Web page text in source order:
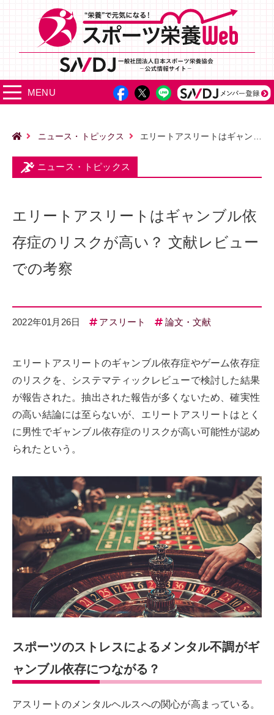
MENU
ニュース・トピックス エリートアスリートはギャンブル依存症のリスクが高い？ 文献レビューでの考察
ニュース・トピックス
エリートアスリートはギャンブル依
存症のリスクが高い？ 文献レビュー
での考察
2022年01月26日 アスリート 論文・文献
エリートアスリートのギャンブル依存症やゲーム依存症
のリスクを、システマティックレビューで検討した結果
が報告された。抽出された報告が多くないため、確実性
の高い結論には至らないが、エリートアスリートはとく
に男性でギャンブル依存症のリスクが高い可能性が認め
られたという。
スポーツのストレスによるメンタル不調がギ
ャンブル依存につながる？
アスリートのメンタルヘルスへの関心が高まっている。